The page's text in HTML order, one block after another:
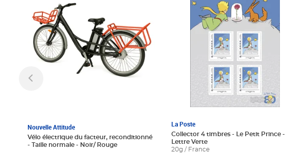
Nouvelle Attitude
Vélo électrique du facteur, reconditionné
- Taille normale - Noir/ Rouge
La Poste
Collector 4 timbres - Le Petit Prince -
Lettre Verte
20g / France